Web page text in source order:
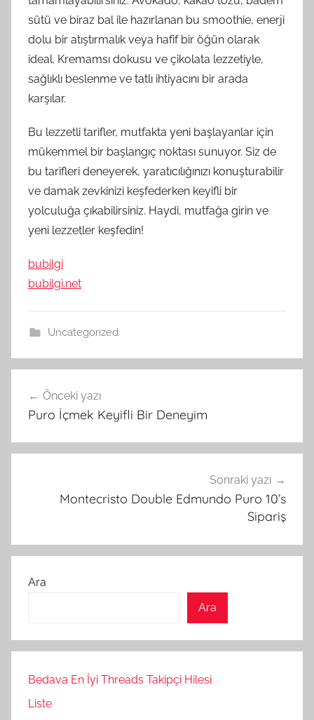
sütü ve biraz bal ile hazırlanan bu smoothie, enerji
dolu bir atıştırmalık veya hafif bir öğün olarak
ideal. Kremamsı dokusu ve çikolata lezzetiyle,
sağlıklı beslenme ve tatlı ihtiyacını bir arada
karşılar.
Bu lezzetli tarifler, mutfakta yeni başlayanlar için
mükemmel bir başlangıç noktası sunuyor. Siz de
bu tarifleri deneyerek, yaratıcılığınızı konuşturabilir
ve damak zevkinizi keşfederken keyifli bir
yolculuğa çıkabilirsiniz. Haydi, mutfağa girin ve
yeni lezzetler keşfedin!
bubilgi
bubilgi.net
Uncategorized
gezinmesi
Önceki yazı
Puro İçmek Keyifli Bir Deneyim
Sonraki yazı
Montecristo Double Edmundo Puro 10’s
Sipariş
Ara
Ara
Bedava En İyi Threads Takipçi Hilesi
Liste